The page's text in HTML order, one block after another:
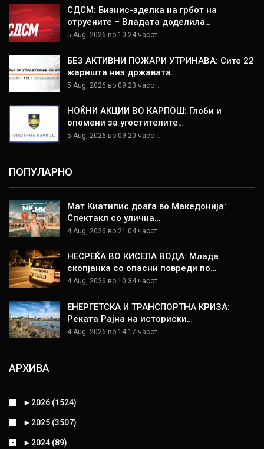
СДСМ: Бизнис-зделка на грбот на
отруените – Владата доделила…
5 Aug, 2026 во 10:24 часот.
БЕЗ АКТИВНИ ПОЖАРИ УТРИНАВА: Сите 22
жаришта низ државата…
5 Aug, 2026 во 09:23 часот.
НОЌНИ АКЦИИ ВО КАРПОШ: Глоби и
опомени за угостителите…
5 Aug, 2026 во 09:20 часот.
ПОПУЛАРНО
Мат Киатипис доаѓа во Македонија:
Спектакл со улична…
4 Aug, 2026 во 21:04 часот.
НЕСРЕЌА ВО КИСЕЛА ВОДА: Млада
скопјанка со опасни повреди по…
4 Aug, 2026 во 10:34 часот.
ЕНЕРГЕТСКА И ТРАНСПОРТНА КРИЗА:
Реката Рајна на историски…
4 Aug, 2026 во 14:17 часот.
АРХИВА
► 2026 (1524)
► 2025 (3507)
► 2024 (89)